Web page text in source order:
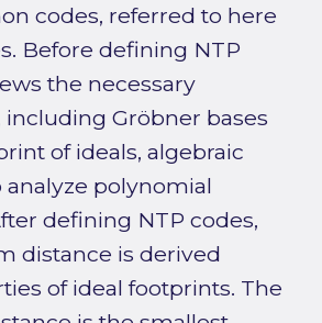
codes, referred to here
Before defining NTP
the necessary
Gröbner bases
of ideals, algebraic
analyze polynomial
defining NTP codes,
distance is derived
of ideal footprints. The